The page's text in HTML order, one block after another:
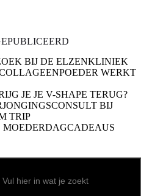
BIJ DE ELZENKLINIEK
WERKT
JE JE V-SHAPE TERUG?
BIJ
TRIP
MOEDERDAGCADEAUS